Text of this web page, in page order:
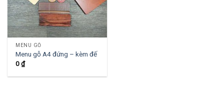
MENU GỖ
Menu gỗ A4 đứng – kèm đế
0₫